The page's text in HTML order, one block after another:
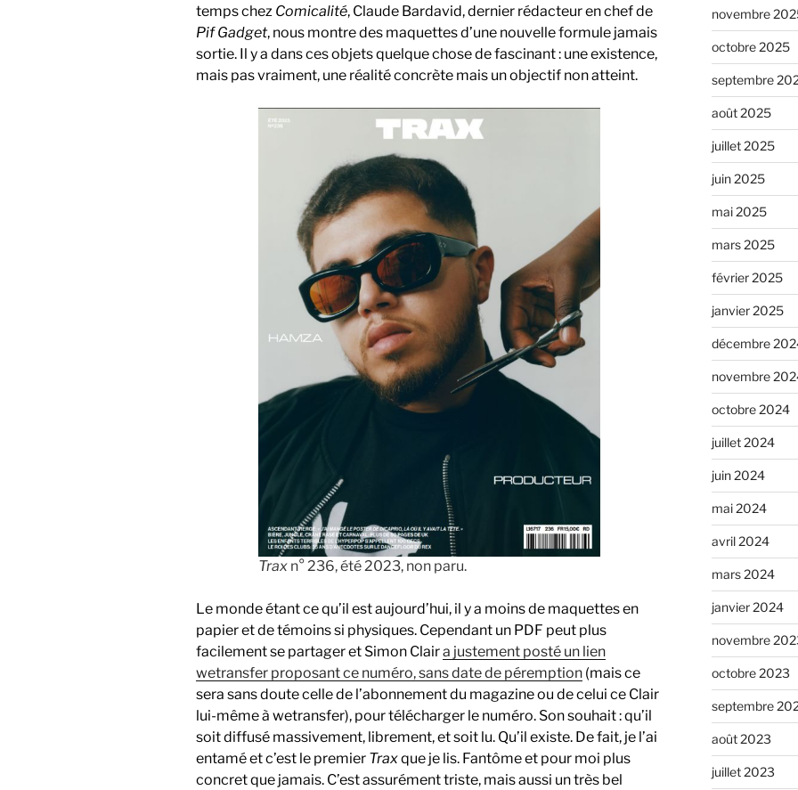
temps chez Comicalité, Claude Bardavid, dernier rédacteur en chef de
Pif Gadget, nous montre des maquettes d’une nouvelle formule jamais
sortie. Il y a dans ces objets quelque chose de fascinant : une existence,
mais pas vraiment, une réalité concrète mais un objectif non atteint.
Trax n° 236, été 2023, non paru.
Le monde étant ce qu’il est aujourd’hui, il y a moins de maquettes en
papier et de témoins si physiques. Cependant un PDF peut plus
facilement se partager et Simon Claira justement posté un lien
wetransfer proposant ce numéro, sans date de péremption (mais ce
sera sans doute celle de l’abonnement du magazine ou de celui ce Clair
lui-même à wetransfer), pour télécharger le numéro. Son souhait : qu’il
soit diffusé massivement, librement, et soit lu. Qu’il existe. De fait, je l’ai
entamé et c’est le premier Traxque je lis. Fantôme et pour moi plus
concret que jamais. C’est assurément triste, mais aussi un très bel
novembre
octobre 2025
septembre
août 2025
juillet 2025
juin 2025
mai 2025
mars 2025
février 2025
janvier 2025
décembre
novembre
octobre 2024
juillet 2024
juin 2024
mai 2024
avril 2024
mars 2024
janvier 2024
novembre
octobre 2023
septembre
août 2023
juillet 2023